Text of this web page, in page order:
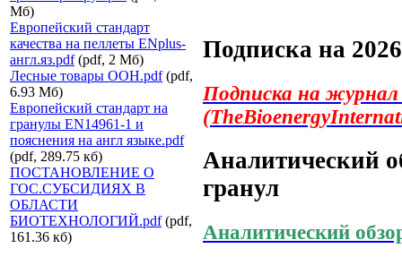
Мб)
Европейский стандарт
качества на пеллеты ENplus-
англ.яз.pdf(pdf, 2 Мб)
Лесные товары ООН.pdf(pdf,
6.93 Мб)
Европейский стандарт на
гранулы EN14961-1 и
пояснения на англ языке.pdf
(pdf, 289.75 кб)
ПОСТАНОВЛЕНИЕ О
ГОС.СУБСИДИЯХ В
ОБЛАСТИ
БИОТЕХНОЛОГИЙ.pdf(pdf,
161.36 кб)
Подписка на 2026
Подписка на
Аналитический
гранул
Аналитический